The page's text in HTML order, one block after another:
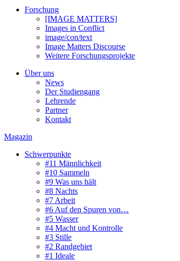
Forschung
[IMAGE MATTERS]
Images in Conflict
image/con/text
Image Matters Discourse
Weitere Forschungsprojekte
Über uns
News
Der Studiengang
Lehrende
Partner
Kontakt
Magazin
Schwerpunkte
#11 Männlichkeit
#10 Sammeln
#9 Was uns hält
#8 Nachts
#7 Arbeit
#6 Auf den Spuren von…
#5 Wasser
#4 Macht und Kontrolle
#3 Stille
#2 Randgebiet
#1 Ideale